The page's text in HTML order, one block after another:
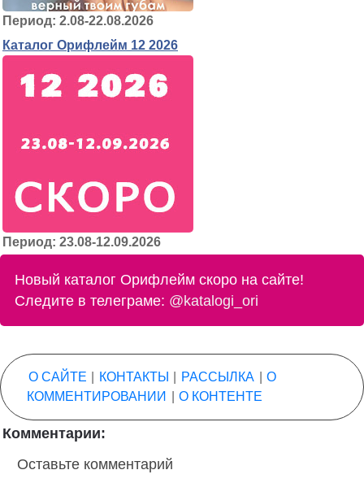
Период: 2.08-22.08.2026
Каталог Орифлейм 12 2026
Период: 23.08-12.09.2026
Новый каталог Орифлейм скоро на сайте!
Следите в телеграме: @katalogi_ori
О САЙТЕ КОНТАКТЫ РАССЫЛКА
О
КОММЕНТИРОВАНИИ
О КОНТЕНТЕ
Комментарии:
Оставьте комментарий